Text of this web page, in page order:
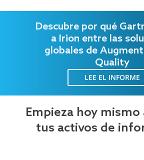
Descubre por qué
a Irion entre las
globales de
Quality
LEE EL INFORME
Empieza hoy
tus activos de